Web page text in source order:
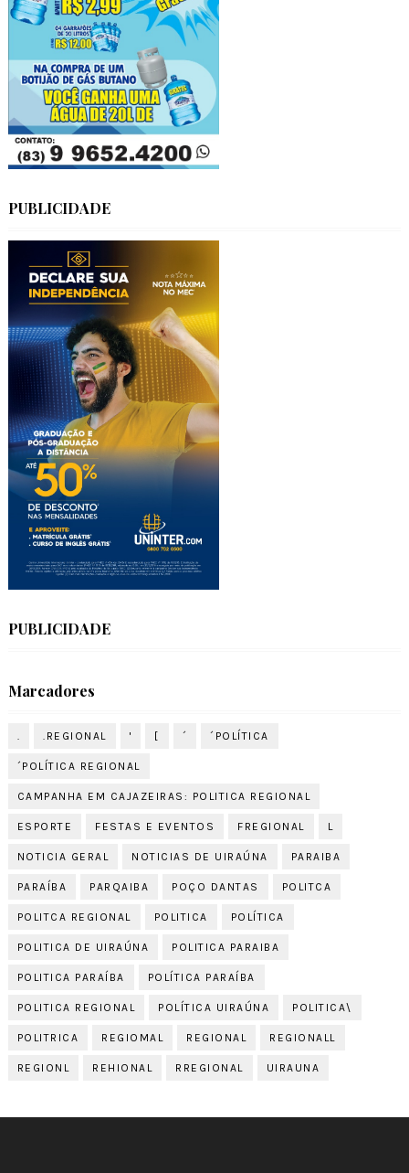
PUBLICIDADE
PUBLICIDADE
Marcadores
. .REGIONAL ' [ ´ ´POLÍTICA
´POLÍTICA REGIONAL
CAMPANHA EM CAJAZEIRAS: POLITICA REGIONAL
ESPORTE FESTAS E EVENTOS FREGIONAL L
NOTICIA GERAL NOTICIAS DE UIRAÚNA PARAIBA
PARAÍBA PARQAIBA POÇO DANTAS POLITCA
POLITCA REGIONAL POLITICA POLÍTICA
POLITICA DE UIRAÚNA POLITICA PARAIBA
POLITICA PARAÍBA POLÍTICA PARAÍBA
POLITICA REGIONAL POLÍTICA UIRAÚNA POLITICA\
POLITRICA REGIOMAL REGIONAL REGIONALL
REGIONL REHIONAL RREGIONAL UIRAUNA